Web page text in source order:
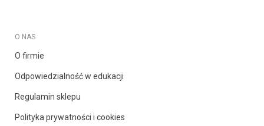
O NAS
O firmie
Odpowiedzialność w edukacji
Regulamin sklepu
Polityka prywatności i cookies